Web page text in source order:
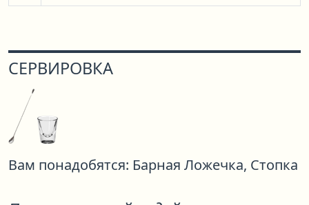
СЕРВИРОВКА
Вам понадобятся: Барная Ложечка, Стопка